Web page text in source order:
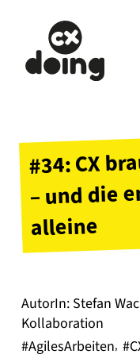
#34: CX
– und die
alleine
AutorIn: Stefan
Kollaboration
#AgilesArbeiten,